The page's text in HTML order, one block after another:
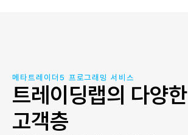
메타트레이더5 프로그래밍 서비스
트레이딩랩의 다양한
고객층